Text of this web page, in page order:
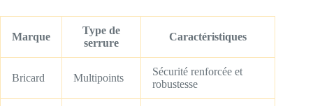
Marque
Type de
serrure
Caractéristiques
Bricard Multipoints
Sécurité renforcée et
robustesse